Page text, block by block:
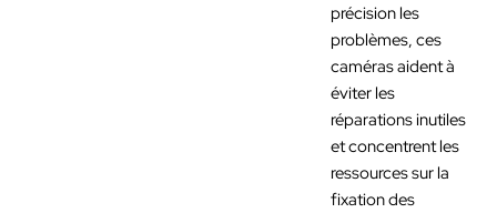
précision les
problèmes, ces
caméras aident à
éviter les
réparations inutiles
et concentrent les
ressources sur la
fixation des